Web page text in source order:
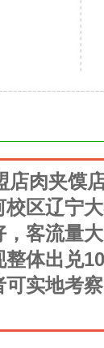
店肉夹馍
区辽宁
客流量
体出兑
实地考